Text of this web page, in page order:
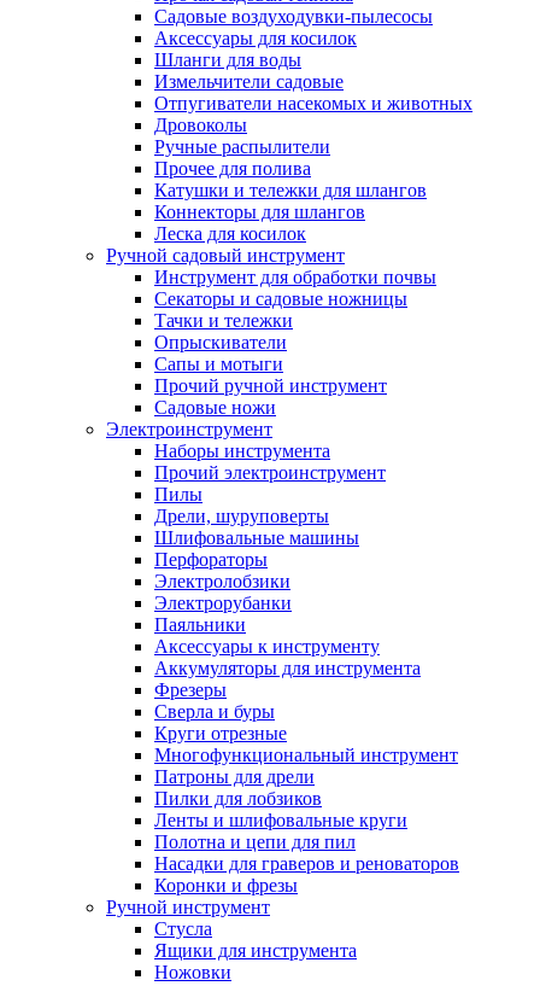
Садовые воздуходувки-пылесосы
Аксессуары для косилок
Шланги для воды
Измельчители садовые
Отпугиватели насекомых и животных
Дровоколы
Ручные распылители
Прочее для полива
Катушки и тележки для шлангов
Коннекторы для шлангов
Леска для косилок
Ручной садовый инструмент
Инструмент для обработки почвы
Секаторы и садовые ножницы
Тачки и тележки
Опрыскиватели
Сапы и мотыги
Прочий ручной инструмент
Садовые ножи
Электроинструмент
Наборы инструмента
Прочий электроинструмент
Пилы
Дрели, шуруповерты
Шлифовальные машины
Перфораторы
Электролобзики
Электрорубанки
Паяльники
Аксессуары к инструменту
Аккумуляторы для инструмента
Фрезеры
Сверла и буры
Круги отрезные
Многофункциональный инструмент
Патроны для дрели
Пилки для лобзиков
Ленты и шлифовальные круги
Полотна и цепи для пил
Насадки для граверов и реноваторов
Коронки и фрезы
Ручной инструмент
Стусла
Ящики для инструмента
Ножовки